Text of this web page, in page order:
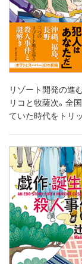
リゾート開発の進
リコと牧薩次。全
ていた時代をトリ